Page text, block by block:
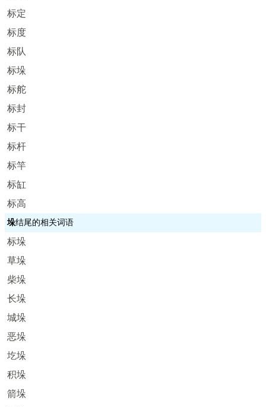
标定
标度
标队
标垛
标舵
标封
标干
标杆
标竿
标缸
标高
垛结尾的相关词语
标垛
草垛
柴垛
长垛
城垛
恶垛
圪垛
积垛
箭垛